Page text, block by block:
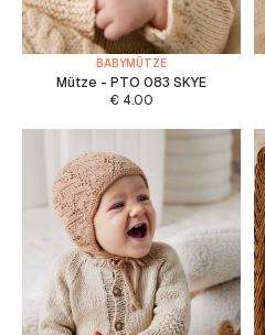
BABYMÜTZE
Mütze - PTO 083 SKYE
€ 4.00